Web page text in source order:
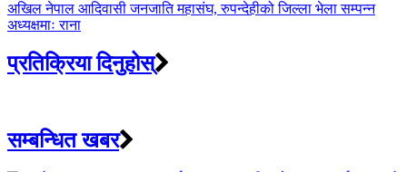
अखिल नेपाल आदिवासी जनजाति महासंघ, रुपन्देहीको जिल्ला भेला सम्पन्न
अध्यक्षमाः राना
प्रतिक्रिया दिनुहोस्
सम्बन्धित खबर